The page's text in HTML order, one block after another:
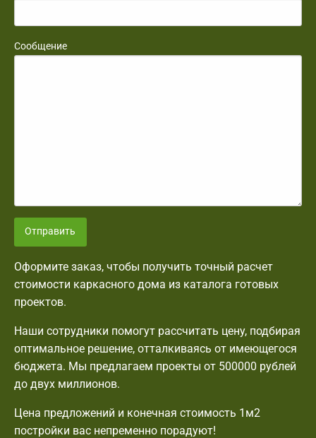
Сообщение
Отправить
Оформите заказ, чтобы получить точный расчет
стоимости каркасного дома из каталога готовых
проектов.
Наши сотрудники помогут рассчитать цену, подбирая
оптимальное решение, отталкиваясь от имеющегося
бюджета. Мы предлагаем проекты от 500000 рублей
до двух миллионов.
Цена предложений и конечная стоимость 1м2
постройки вас непременно порадуют!